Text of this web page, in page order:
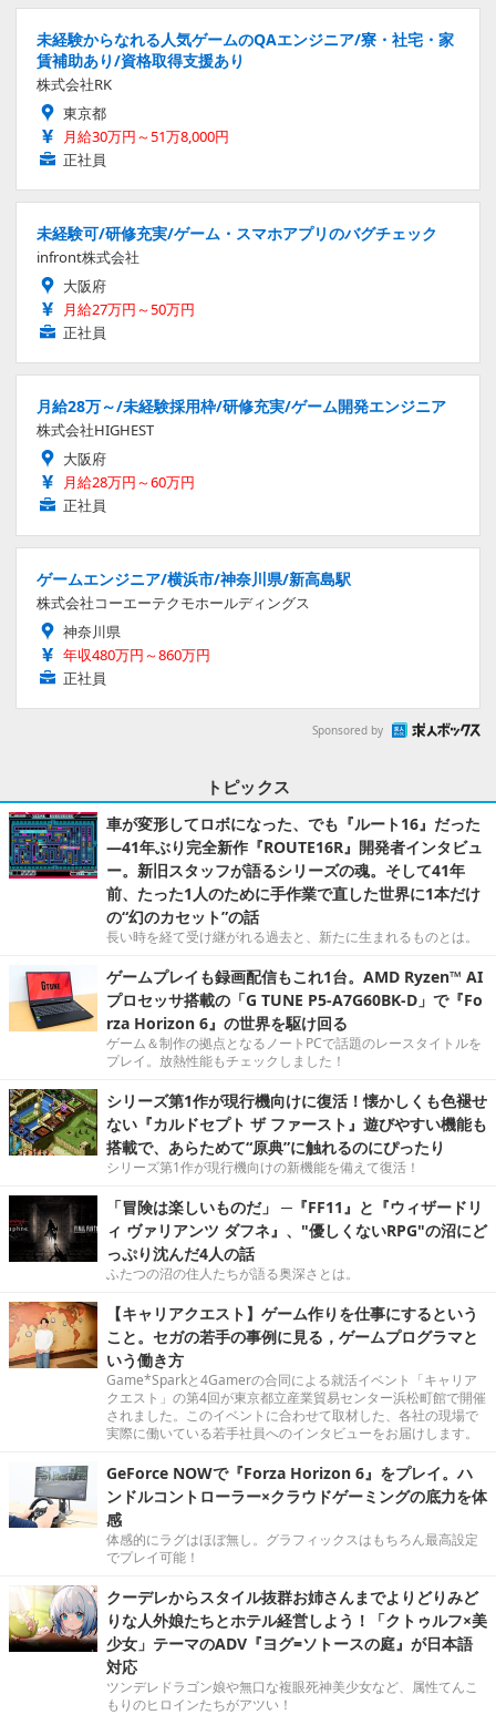
未経験からなれる人気ゲームのQAエンジニア/寮・社宅・家
賃補助あり/資格取得支援あり
株式会社RK
東京都
月給30万円～51万8,000円
正社員
未経験可/研修充実/ゲーム・スマホアプリのバグチェック
infront株式会社
大阪府
月給27万円～50万円
正社員
月給28万～/未経験採用枠/研修充実/ゲーム開発エンジニア
株式会社HIGHEST
大阪府
月給28万円～60万円
正社員
ゲームエンジニア/横浜市/神奈川県/新高島駅
株式会社コーエーテクモホールディングス
神奈川県
年収480万円～860万円
正社員
Sponsored by
トピックス
車が変形してロボになった、でも『ルート16』だった
―41年ぶり完全新作『ROUTE16R』開発者インタビュ
ー。新旧スタッフが語るシリーズの魂。そして41年
前、たった1人のために手作業で直した世界に1本だけ
の“幻のカセット”の話
長い時を経て受け継がれる過去と、新たに生まれるものとは。
ゲームプレイも録画配信もこれ1台。AMD Ryzen™ AI
プロセッサ搭載の「G TUNE P5-A7G60BK-D」で『Fo
rza Horizon 6』の世界を駆け回る
ゲーム＆制作の拠点となるノートPCで話題のレースタイトルを
プレイ。放熱性能もチェックしました！
シリーズ第1作が現行機向けに復活！懐かしくも色褪せ
ない『カルドセプト ザ ファースト』遊びやすい機能も
搭載で、あらためて“原典”に触れるのにぴったり
シリーズ第1作が現行機向けの新機能を備えて復活！
「冒険は楽しいものだ」 ─『FF11』と『ウィザードリ
ィ ヴァリアンツ ダフネ』、"優しくないRPG"の沼にど
っぷり沈んだ4人の話
ふたつの沼の住人たちが語る奥深さとは。
【キャリアクエスト】ゲーム作りを仕事にするという
こと。セガの若手の事例に見る，ゲームプログラマと
いう働き方
Game*Sparkと4Gamerの合同による就活イベント「キャリア
クエスト」の第4回が東京都立産業貿易センター浜松町館で開催
されました。このイベントに合わせて取材した、各社の現場で
実際に働いている若手社員へのインタビューをお届けします。
GeForce NOWで『Forza Horizon 6』をプレイ。ハ
ンドルコントローラー×クラウドゲーミングの底力を体
感
体感的にラグはほぼ無し。グラフィックスはもちろん最高設定
でプレイ可能！
クーデレからスタイル抜群お姉さんまでよりどりみど
りな人外娘たちとホテル経営しよう！「クトゥルフ×美
少女」テーマのADV『ヨグ=ソトースの庭』が日本語
対応
ツンデレドラゴン娘や無口な複眼死神美少女など、属性てんこ
もりのヒロインたちがアツい！